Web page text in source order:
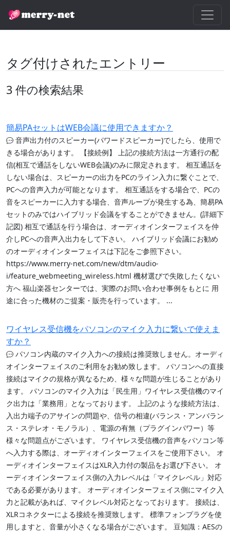
タグ付けされたエントリー
3 件の検索結果
簡易PAセットはWEB会議に使用できますか？
音声出力付のスピーカー(パワードスピーカー)でしたら、使用で
きる場合があります。 【接続例】 上記の接続方法は一方通行の配
信(相互で通話をしないWEB会議)のみに限定されます。 相互通話を
しない場合は、スピーカーの出力をPCのライン入力に繋ぐことで、
PCへの音声入力が可能となります。 相互通話をする場合で、PCの
音をスピーカーに入力する場合、音声ループが発生する為、簡易PA
セットのみではハイブリッド会議をすることができません。(詳細下
記図) 相互で通話を行う場合は、オーディオインターフェイスを仲
介しPCへの音声入出力をして下さい。 ハイブリッド会議にお勧め
のオーディオインターフェイスは下記をご参照下さい。
https://www.merry-net.com/new/dtm/audio-
i/feature_webmeeting_wireless.html 機材選びで失敗したくない
方へ 福山楽器センターでは、実際のお問い合わせ事例をもとに 用
途に合った機材のご提案・販売を行っています。 ...
ワイヤレス受信機をパソコンのマイク入力に繋いで使えま
すか？
パソコン内蔵のマイク入力への接続は推奨致しません。オーディ
オインターフェイスのご利用をお勧め致します。 パソコンへの直接
接続はマイクの規格が異なるため、様々な問題が生じることがあり
ます。 パソコンのマイク入力は「民生用」ワイヤレス受信機のマイ
ク出力は「業務用」となっております。 上記のような接続方法は、
入出力端子のアサインの問題や、信号の相違(バランス・アンバラン
ス・ステレオ・モノラル）、電源の有無（プラグインパワー）等
様々な問題点がございます。 ワイヤレス受信機の音声をパソコン等
へ入力する際は、オーディオインターフェイスをご使用下さい。 オ
ーディオインターフェイスはXLR入力付の製品をお選び下さい。 オ
ーディオインターフェイス側の入力レベルは「マイクレベル」対応
である必要があります。 オーディオインターフェイス側にマイク入
力と記載があれば、マイクレベル対応となっております。 接続は、
XLRコネクターによる接続を推奨致します。 標準フォンプラグを使
用しますと、音量が小さくなる場合がございます。 豆知識：AESの